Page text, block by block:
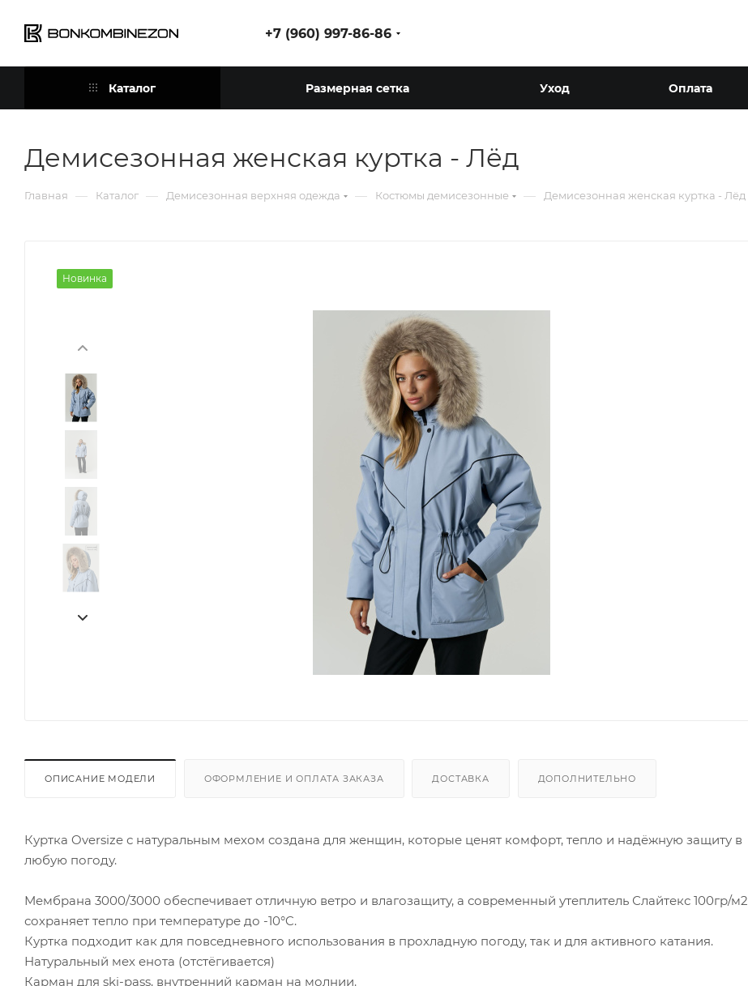
+7 (960) 997-86-86
Каталог Размерная сетка Уход Оплата
Демисезонная женская куртка - Лёд
Главная — Каталог — Демисезонная верхняя одежда — Костюмы демисезонные — Демисезонная женская куртка - Лёд
Новинка
ОПИСАНИЕ МОДЕЛИ ОФОРМЛЕНИЕ И ОПЛАТА ЗАКАЗА ДОСТАВКА ДОПОЛНИТЕЛЬНО
Куртка Oversize с натуральным мехом создана для женщин, которые ценят комфорт, тепло и надёжную защиту в
любую погоду.
Мембрана 3000/3000 обеспечивает отличную ветро и влагозащиту, а современный утеплитель Слайтекс 100гр/м2
сохраняет тепло при температуре до -10°C.
Куртка подходит как для повседневного использования в прохладную погоду, так и для активного катания.
Натуральный мех енота (отстёгивается)
Карман для ski-pass, внутренний карман на молнии.